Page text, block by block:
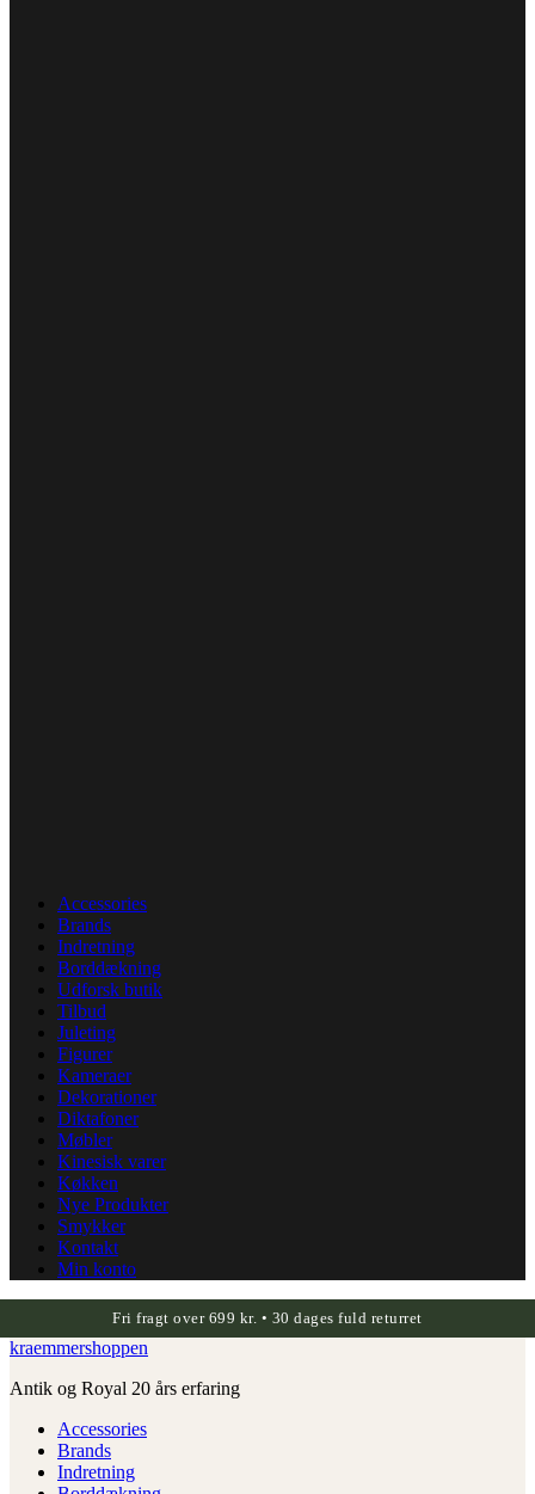
Accessories
Brands
Indretning
Borddækning
Udforsk butik
Tilbud
Juleting
Figurer
Kameraer
Dekorationer
Diktafoner
Møbler
Kinesisk varer
Køkken
Nye Produkter
Smykker
Kontakt
Min konto
Fri fragt over 699 kr. • 30 dages fuld returret
kraemmershoppen
Antik og Royal 20 års erfaring
Accessories
Brands
Indretning